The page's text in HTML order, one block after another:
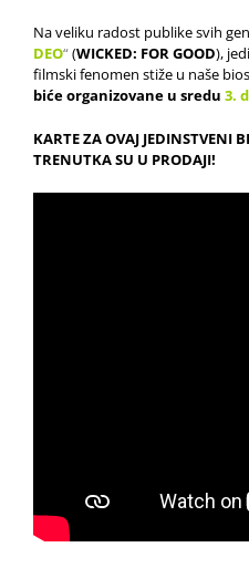
Na veliku radost publike svih
DEO“(WICKED: FOR GOOD),
filmski fenomen stiže u naše
biće organizovane u sredu 3.
KARTE ZA OVAJ JEDINSTVENI
TRENUTKA SU U PRODAJI!